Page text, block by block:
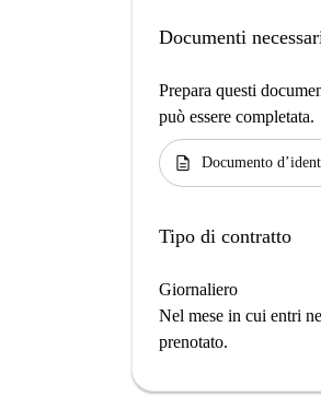
Documenti
Prepara questi
può essere completata.
description Documento
Tipo di contratto
Giornaliero
Nel mese in cui entri
prenotato.